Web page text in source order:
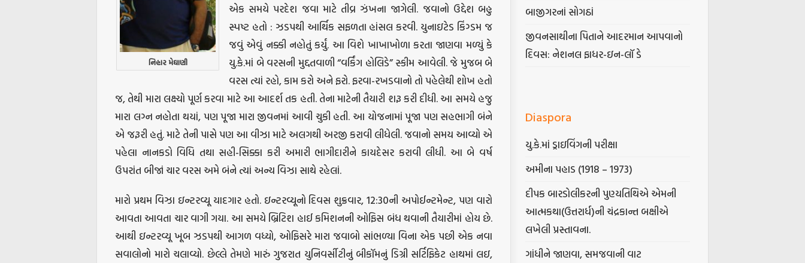
નિહાર મેઘાણી
એક સમયે પરદેશ જવા માટે તીવ્ર ઝંખના જાગેલી. જવાનો ઉદ્દેશ બહુ
સ્પષ્ટ હતો : ઝડપથી આર્થિક સફળતા હાંસલ કરવી. યુનાઇટેડ કિંગ્ડમ જ
જવું એવું નક્કી નહોતું કર્યું. આ વિશે ખાખાખોળા કરતા જાણવા મળ્યું કે
યુ.કે.માં બે વરસની મુદ્દતવાળી “વર્કિંગ હોલિડે” સ્કીમ આવેલી. જે મુજબ બે
વરસ ત્યાં રહો, કામ કરો અને ફરો. ફરવા-રખડવાનો તો પહેલેથી શોખ હતો
જ, તેથી મારા લક્ષ્યો પૂર્ણ કરવા માટે આ આદર્શ તક હતી. તેના માટેની તૈયારી શરૂ કરી દીધી. આ સમયે હજુ
મારા લગ્ન નહોતા થયાં, પણ પૂજા મારા જીવનમાં આવી ચુકી હતી. આ યોજનામાં પૂજા પણ સહભાગી બંને
એ જરૂરી હતું. માટે તેની પાસે પણ આ વીઝા માટે અલગથી અરજી કરાવી લીધેલી. જવાનો સમય આવ્યો એ
પહેલા નાનકડો વિધિ તથા સહી-સિક્કા કરી અમારી ભાગીદારીને કાયદેસર કરાવી લીધી. આ બે વર્ષ
ઉપરાંત બીજાં ચાર વરસ અમે બંને ત્યાં અન્ય વિઝા સાથે રહેલાં.
મારો પ્રથમ વિઝા ઇન્ટરવ્યૂ યાદગાર હતો. ઇન્ટરવ્યૂનો દિવસ શુક્રવાર, 12:30ની અપોઈન્ટમેન્ટ, પણ વારો
આવતા આવતા ચાર વાગી ગયા. આ સમયે બ્રિટિશ હાઈ કમિશનની ઓફિસ બંધ થવાની તૈયારીમાં હોય છે.
આથી ઇન્ટરવ્યૂ ખૂબ ઝડપથી આગળ વધ્યો, ઓફિસરે મારા જવાબો સાંભળ્યા વિના એક પછી એક નવા
સવાલોનો મારો ચલાવ્યો. છેલ્લે તેમણે મારું ગુજરાત યુનિવર્સીટીનું બીકૉમનું ડિગ્રી સર્ટિફિકેટ હાથમાં લઇ,
બાજીગરનાં સોગઠાં
જીવનસાથીના પિતાને આદરમાન આપવાનો
દિવસ: નેશનલ ફાધર-ઇન-લૉ ડે
Diaspora
યુ.કે.માં ડ્રાઇવિંગની પરીક્ષા
અમીના પહાડ (1918 – 1973)
દીપક બારડોલીકરની પુણ્યતિથિએ એમની
આત્મકથા(ઉત્તરાર્ધ)ની ચંદ્રકાન્ત બક્ષીએ
લખેલી પ્રસ્તાવના.
ગાંધીને જાણવા, સમજવાની વાટ